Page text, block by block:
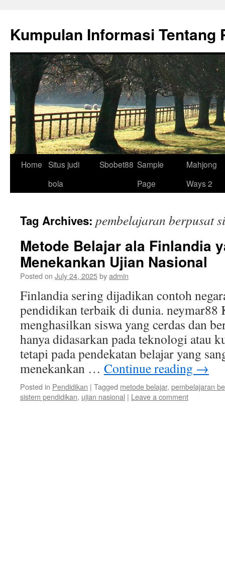
content
Kumpulan Informasi Tentang
Home Situs judi
bola
Sbobet88 Sample
Page
Mahjong
Ways 2
Tag Archives: pembelajaran berpusat
Metode Belajar ala Finlandia
Menekankan Ujian Nasional
Posted on July 24, 2025byadmin
Finlandia sering dijadikan contoh
pendidikan terbaik di dunia. neymar88
menghasilkan siswa yang cerdas dan
hanya didasarkan pada teknologi atau
tetapi pada pendekatan belajar yang
menekankan … Continue reading →
Posted in Pendidikan | Tagged metode belajar, pembelajaran
sistem pendidikan, ujian nasional | Leave a comment